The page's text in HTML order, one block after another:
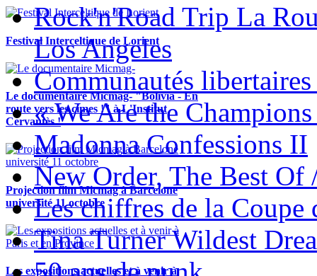
Festival Interceltique de Lorient
Le documentaire Micmag- "Bolivia - En
route vers les cimes !" à L'Institut
Cervantès !
Projection film Micmag à Barcelone
université 11 octobre
Les expositions actuelles et à venir à
Rock'n'Road Trip La
Los Angeles
Communautés libertaires
« We Are the
Madonna Confessions II
New Order, The Best Of
Les chiffres de la Coupe
Tina Turner Wildest